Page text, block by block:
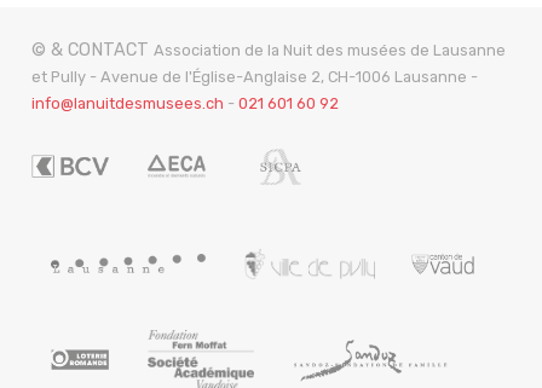
© & CONTACT Association de la Nuit des musées de Lausanne
et Pully - Avenue de l'Église-Anglaise 2, CH-1006 Lausanne -
info@lanuitdesmusees.ch - 021 601 60 92